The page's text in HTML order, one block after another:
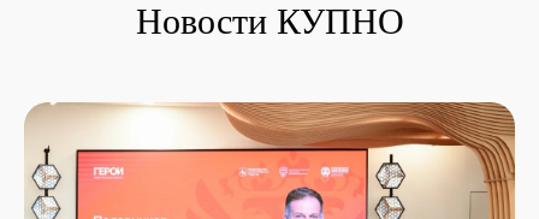
Новости КУПНО